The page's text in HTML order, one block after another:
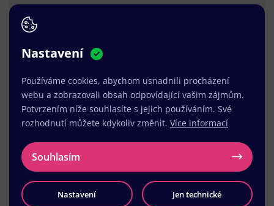
Načíst další
Nastavení
Používáme cookies, abychom usnadnili procházení
webu a zobrazovali obsah odpovídající vašim zájmům.
Potvrzením níže souhlasíte s jejich používáním. Své
rozhodnutí můžete kdykoliv změnit. Více informací
Souhlasím
Nastavení Jen technické